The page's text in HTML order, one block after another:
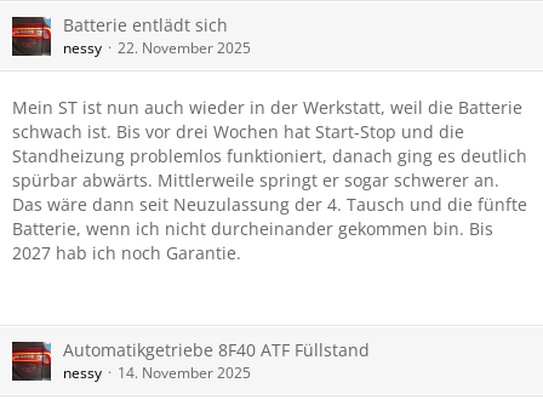
Batterie entlädt sich
nessy 22. November 2025
Mein ST ist nun auch wieder in der Werkstatt, weil die Batterie
schwach ist. Bis vor drei Wochen hat Start-Stop und die
Standheizung problemlos funktioniert, danach ging es deutlich
spürbar abwärts. Mittlerweile springt er sogar schwerer an.
Das wäre dann seit Neuzulassung der 4. Tausch und die fünfte
Batterie, wenn ich nicht durcheinander gekommen bin. Bis
2027 hab ich noch Garantie.
Automatikgetriebe 8F40 ATF Füllstand
nessy 14. November 2025